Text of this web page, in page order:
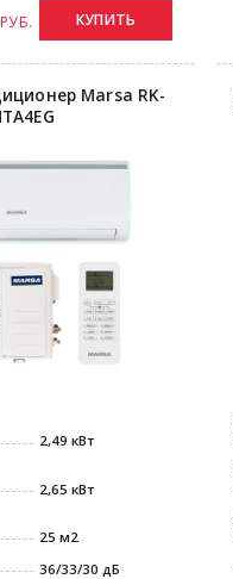
РУБ. КУПИТЬ
Marsa RK-
2,49 кВт
2,65 кВт
25 м2
36/33/30 дБ